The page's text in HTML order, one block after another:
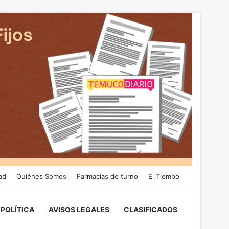
Quiénes Somos Farmacias de turno El Tiempo
POLÍTICA AVISOS LEGALES CLASIFICADOS